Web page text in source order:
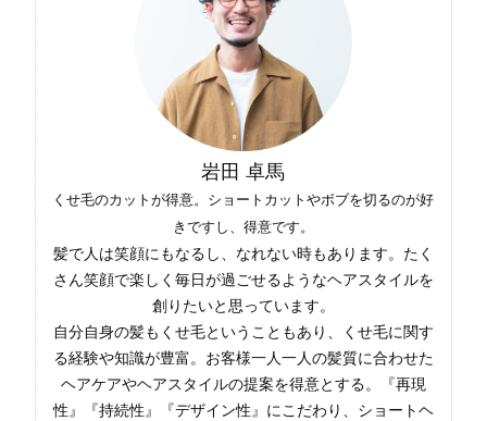
岩田 卓馬
くせ毛のカットが得意。ショートカットやボブを切るのが好
きですし、得意です。
髪で人は笑顔にもなるし、なれない時もあります。たく
さん笑顔で楽しく毎日が過ごせるようなヘアスタイルを
創りたいと思っています。
自分自身の髪もくせ毛ということもあり、くせ毛に関す
る経験や知識が豊富。お客様一人一人の髪質に合わせた
ヘアケアやヘアスタイルの提案を得意とする。『再現
性』『持続性』『デザイン性』にこだわり、ショートヘ